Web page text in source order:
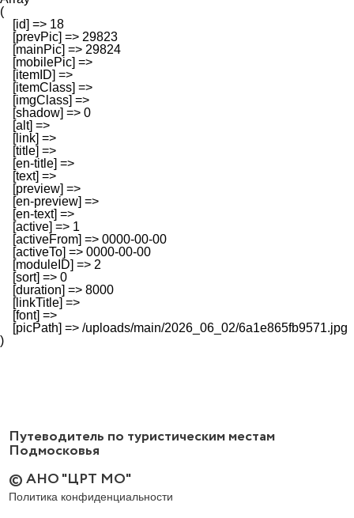
(
    [id] => 18
    [prevPic] => 29823
    [mainPic] => 29824
    [mobilePic] =>
    [itemID] =>
    [itemClass] =>
    [imgClass] =>
    [shadow] => 0
    [alt] =>
    [link] =>
    [title] =>
    [en-title] =>
    [text] =>
    [preview] =>
    [en-preview] =>
    [en-text] =>
    [active] => 1
    [activeFrom] => 0000-00-00
    [activeTo] => 0000-00-00
    [moduleID] => 2
    [sort] => 0
    [duration] => 8000
    [linkTitle] =>
    [font] =>
    [picPath] => /uploads/main/2026_06_02/6a1e865fb9571.jpg
Путеводитель по туристическим местам
Подмосковья
© АНО "ЦРТ МО"
Политика конфиденциальности